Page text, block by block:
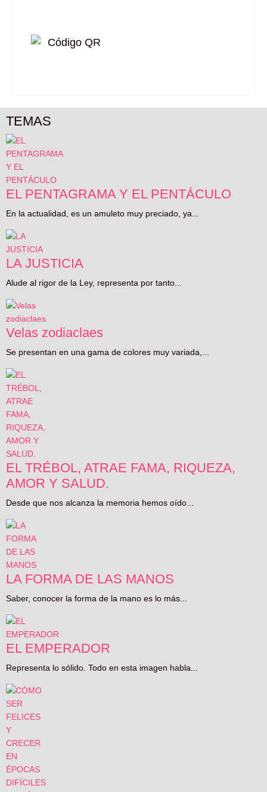
TEMAS
EL PENTAGRAMA Y EL PENTÁCULO
En la actualidad, es un amuleto muy preciado, ya...
LA JUSTICIA
Alude al rigor de la Ley, representa por tanto...
Velas zodiaclaes
Se presentan en una gama de colores muy variada,...
EL TRÉBOL, ATRAE FAMA, RIQUEZA,
AMOR Y SALUD.
Desde que nos alcanza la memoria hemos oído...
LA FORMA DE LAS MANOS
Saber, conocer la forma de la mano es lo más...
EL EMPERADOR
Representa lo sólido. Todo en esta imagen habla...